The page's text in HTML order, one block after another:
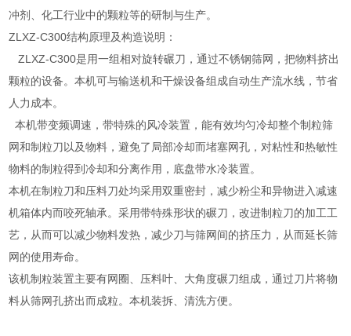
冲剂、化工行业中的颗粒等的研制与生产。
ZLXZ-C300结构原理及构造说明：
ZLXZ-C300是用一组相对旋转碾刀，通过不锈钢筛网，把物料挤出
颗粒的设备。本机可与输送机和干燥设备组成自动生产流水线，节省
人力成本。
本机带变频调速，带特殊的风冷装置，能有效均匀冷却整个制粒筛
网和制粒刀以及物料，避免了局部冷却而堵塞网孔，对粘性和热敏性
物料的制粒得到冷却和分离作用，底盘带水冷装置。
本机在制粒刀和压料刀处均采用双重密封，减少粉尘和异物进入减速
机箱体内而咬死轴承。采用带特殊形状的碾刀，改进制粒刀的加工工
艺，从而可以减少物料发热，减少刀与筛网间的挤压力，从而延长筛
网的使用寿命。
该机制粒装置主要有网圈、压料叶、大角度碾刀组成，通过刀片将物
料从筛网孔挤出而成粒。本机装拆、清洗方便。